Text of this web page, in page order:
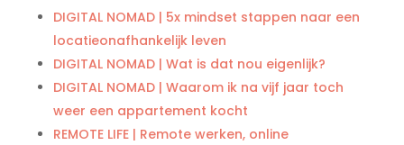
DIGITAL NOMAD | 5x mindset stappen naar een
locatieonafhankelijk leven
DIGITAL NOMAD | Wat is dat nou eigenlijk?
DIGITAL NOMAD | Waarom ik na vijf jaar toch
weer een appartement kocht
REMOTE LIFE | Remote werken, online